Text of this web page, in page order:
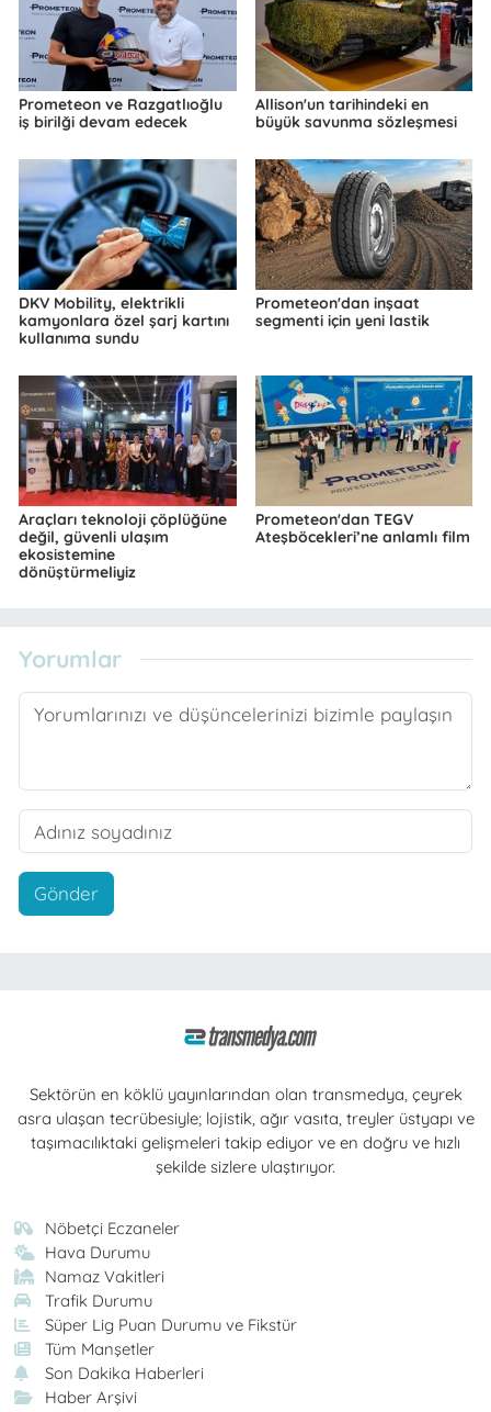
Prometeon ve Razgatlıoğlu
iş birilği devam edecek
Allison'un tarihindeki en
büyük savunma sözleşmesi
DKV Mobility, elektrikli
kamyonlara özel şarj kartını
kullanıma sundu
Prometeon'dan inşaat
segmenti için yeni lastik
Araçları teknoloji çöplüğüne
değil, güvenli ulaşım
ekosistemine
dönüştürmeliyiz
Prometeon'dan TEGV
Ateşböcekleri’ne anlamlı film
Yorumlar
Gönder
Sektörün en köklü yayınlarından olan transmedya, çeyrek
asra ulaşan tecrübesiyle; lojistik, ağır vasıta, treyler üstyapı ve
taşımacılıktaki gelişmeleri takip ediyor ve en doğru ve hızlı
şekilde sizlere ulaştırıyor.
Nöbetçi Eczaneler
Hava Durumu
Namaz Vakitleri
Trafik Durumu
Süper Lig Puan Durumu ve Fikstür
Tüm Manşetler
Son Dakika Haberleri
Haber Arşivi